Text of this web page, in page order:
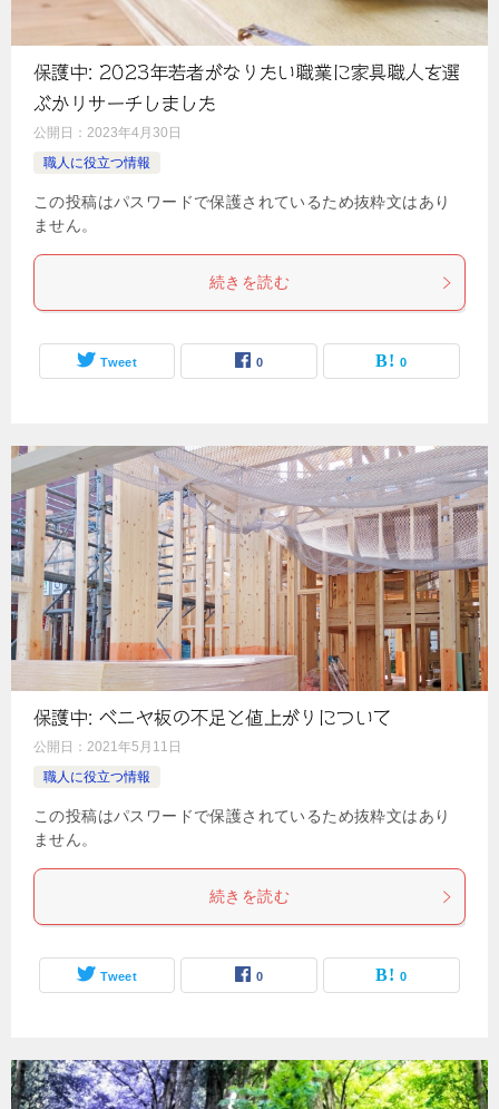
保護中: 2023年若者がなりたい職業に家具職人を選
ぶかリサーチしました
公開日： 2023年4月30日
職人に役立つ情報
この投稿はパスワードで保護されているため抜粋文はあり
ません。
続きを読む
Tweet 0 0
保護中: ベニヤ板の不足と値上がりについて
公開日： 2021年5月11日
職人に役立つ情報
この投稿はパスワードで保護されているため抜粋文はあり
ません。
続きを読む
Tweet 0 0